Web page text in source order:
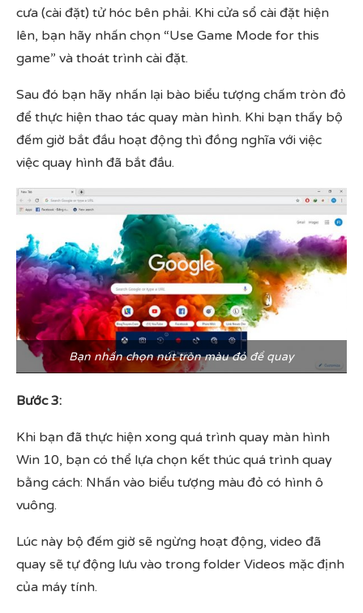
cưa (cài đặt) tử hóc bên phải. Khi cửa sổ cài đặt hiện
lên, bạn hãy nhấn chọn “Use Game Mode for this
game” và thoát trình cài đặt.
Sau đó bạn hãy nhấn lại bào biểu tượng chấm tròn đỏ
để thực hiện thao tác quay màn hình. Khi bạn thấy bộ
đếm giờ bắt đầu hoạt động thì đồng nghĩa với việc
việc quay hình đã bắt đầu.
Bạn nhấn chọn nút tròn màu đỏ để quay
Bước 3:
Khi bạn đã thực hiện xong quá trình quay màn hình
Win 10, bạn có thể lựa chọn kết thúc quá trình quay
bằng cách: Nhấn vào biểu tượng màu đỏ có hình ô
vuông.
Lúc này bộ đếm giờ sẽ ngừng hoạt động, video đã
quay sẽ tự động lưu vào trong folder Videos mặc định
của máy tính.